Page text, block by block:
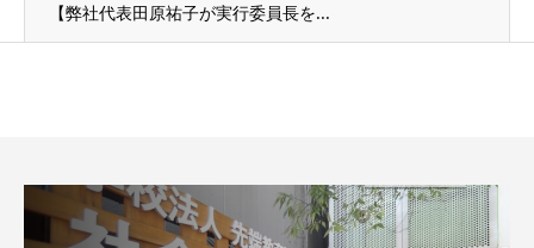
【弊社代表田原祐子が実行委員長を...